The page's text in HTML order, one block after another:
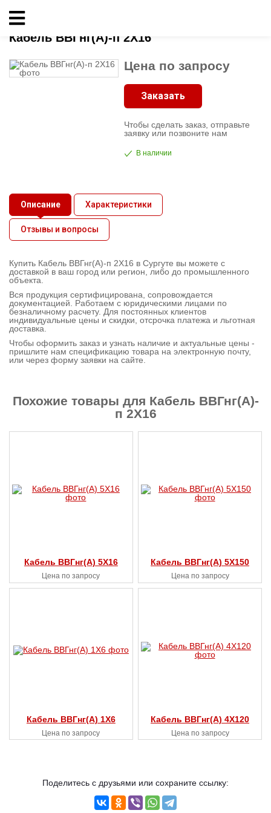
Кабельно-
продукция
Освещение
О
Контактная
информация
Главная
Кабель ВВГнг(А)-п 2X16
Цена по запросу
Заказать
Чтобы сделать заказ, отправьте
заявку или позвоните нам
В наличии
Описание Характеристики
Отзывы и вопросы
Купить Кабель ВВГнг(А)-п 2X16 в Сургуте вы можете с
доставкой в ваш город или регион, либо до промышленного
объекта.
Вся продукция сертифицирована, сопровождается
документацией. Работаем с юридическими лицами по
безналичному расчету. Для постоянных клиентов
индивидуальные цены и скидки, отсрочка платежа и льготная
доставка.
Чтобы оформить заказ и узнать наличие и актуальные цены -
пришлите нам спецификацию товара на электронную почту,
или через форму заявки на сайте.
Похожие товары для Кабель ВВГнг(А)-
п 2X16
Кабель ВВГнг(А) 5X16
Цена по запросу
Кабель ВВГнг(А) 5X150
Цена по запросу
Кабель ВВГнг(А) 1X6
Цена по запросу
Кабель ВВГнг(А) 4X120
Цена по запросу
Поделитесь с друзьями или сохраните ссылку: